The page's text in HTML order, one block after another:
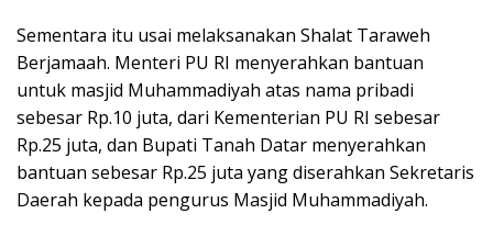
Sementara itu usai melaksanakan Shalat Taraweh
Berjamaah. Menteri PU RI menyerahkan bantuan
untuk masjid Muhammadiyah atas nama pribadi
sebesar Rp.10 juta, dari Kementerian PU RI sebesar
Rp.25 juta, dan Bupati Tanah Datar menyerahkan
bantuan sebesar Rp.25 juta yang diserahkan Sekretaris
Daerah kepada pengurus Masjid Muhammadiyah.